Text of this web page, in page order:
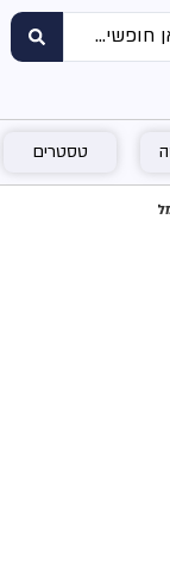
טסטרים